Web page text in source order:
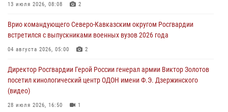
угрожавшего подростку травматическим пистолетом
06 августа 2026, 11:33
крупная нарколаборатория
13 июля 2026, 08:08 2
Врио командующего Северо-Кавказским округом Росгвардии
встретился с выпускниками военных вузов 2026 года
04 августа 2026, 05:00 2
Директор Росгвардии Герой России генерал армии Виктор Золотов
посетил кинологический центр ОДОН имени Ф.Э. Дзержинского
(видео)
28 июля 2026, 16:50 1